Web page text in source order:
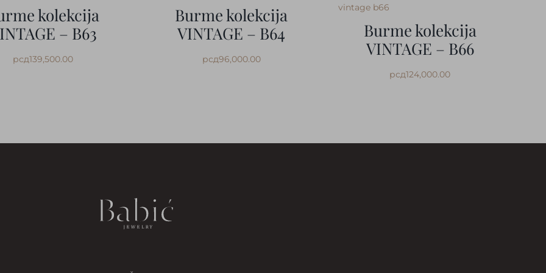
kolekcija
– B63
рсд139,500.00
Burme kolekcija
VINTAGE – B64
рсд96,000.00
Burme kolekcija
VINTAGE – B66
рсд124,000.00